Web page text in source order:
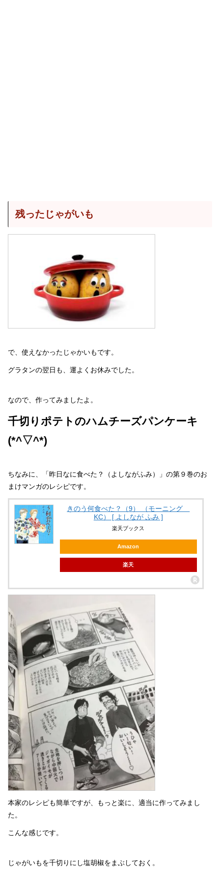
残ったじゃがいも
で、使えなかったじゃかいもです。
グラタンの翌日も、運よくお休みでした。
なので、作ってみましたよ。
千切りポテトのハムチーズパンケーキ
(*^▽^*)
ちなみに、「昨日なに食べた？（よしながふみ）」の第９巻のお
まけマンガのレシピです。
きのう何食べた？（9） （モーニング
KC） [ よしなが ふみ ]
楽天ブックス
Amazon
楽天
本家のレシピも簡単ですが、もっと楽に、適当に作ってみまし
た。
こんな感じです。
じゃがいもを千切りにし塩胡椒をまぶしておく。